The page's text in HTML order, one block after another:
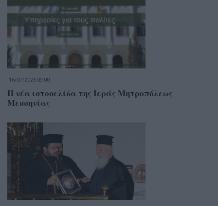
16/07/2026 09:00
Η νέα ιστοσελίδα της Ιεράς Μητροπόλεως
Μεσσηνίας